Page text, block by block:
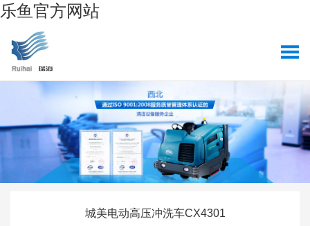
乐鱼官方网站
城美电动高压冲洗车CX4301